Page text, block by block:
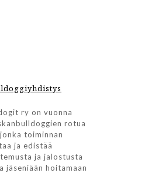
ry on vuonna
rotua
toiminnan
ja edistää
ja jalostusta
jäseniään hoitamaan